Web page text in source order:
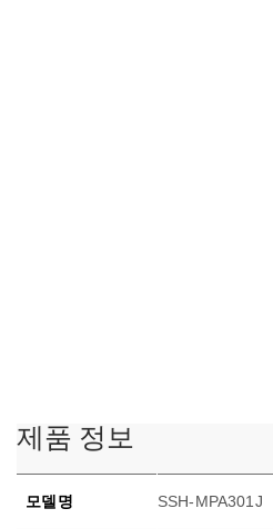
제품 정보
모델명 SSH-MPA301J